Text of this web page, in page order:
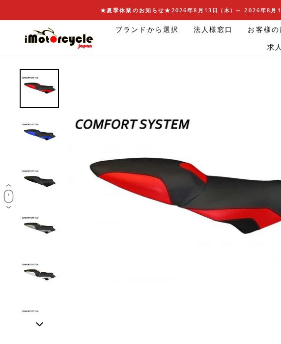
ン
★夏季休業のお知らせ★2026年8月13日 (木) ～ 2026年8月
ブランドから選択 法人様窓口 お客様の
求